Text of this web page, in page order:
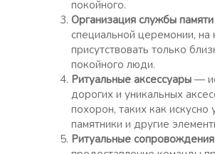
покойного.
Организация службы памяти
специальной церемонии, на
присутствовать только
покойного люди.
Ритуальные аксессуары —
дорогих и уникальных
похорон, таких как
памятники и другие
Ритуальные сопровождения